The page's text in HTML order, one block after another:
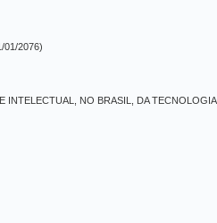
01/2076)
INTELECTUAL, NO BRASIL, DA TECNOLOGIA